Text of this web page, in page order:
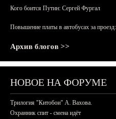
Кого боится Путин: Сергей Фургал
Повышение платы в автобусах за
Архив блогов >>
НОВОЕ НА ФОРУМЕ
Трилогия "Китобои" А. Вахова.
Охранник спит - смена идёт